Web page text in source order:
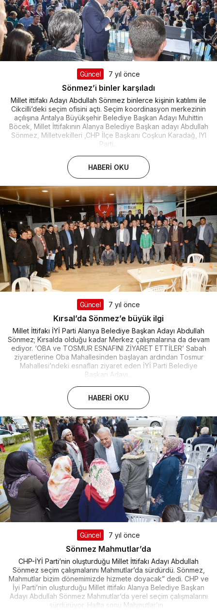
Güncel 7 yıl önce
Sönmez’i binler karşıladı
Millet ittifakı Adayı Abdullah Sönmez binlerce kişinin katılımı ile
Cikcilli’deki seçim ofisini açtı. Seçim koordinasyon merkezinin
açılışına Antalya Büyükşehir Belediye Başkan Adayı Muhittin
Böcek, Millet İttifakının Alanya Belediye Başkan adayı Abdullah
Sönmez, Milletvekilleri ,CHP İlçe Başkanı Coşkun Karadağ, IYI
Parti...
HABERI OKU
Güncel 7 yıl önce
Kırsal’da Sönmez’e büyük ilgi
Millet İttifakı İYİ Parti Alanya Belediye Başkan Adayı Abdullah
Sönmez; Kırsalda olduğu kadar Merkez çalışmalarına da devam
ediyor. ‘OBA ve TOSMUR ESNAFINI ZİYARET ETTİLER’ Sabah
ziyaretlerine Oba Mahallesinden başlayan ardından Tosmur
Mahallesi’ndeki esnafları ziyaret eden İYİ Parti Belediye
Başkan Adayı...
HABERI OKU
Güncel 7 yıl önce
Sönmez Mahmutlar’da
CHP-İYİ Parti’nin oluşturduğu Millet İttifakı Adayı Abdullah
Sönmez seçim çalışmalarını Mahmutlar’da sürdürdü. Sönmez,
Mahmutlar bizim dönemimizde hizmete doyacak” dedi. CHP ve
İyi Parti’nin oluşturduğu Millet ittifakı Alanya Belediye Başkan
Adayı Abdullah Sönmez Mahmutlar’da yerel seçim çalışmalarını
sürdürüyor. Hafta sonu Mahmutlar’ın...